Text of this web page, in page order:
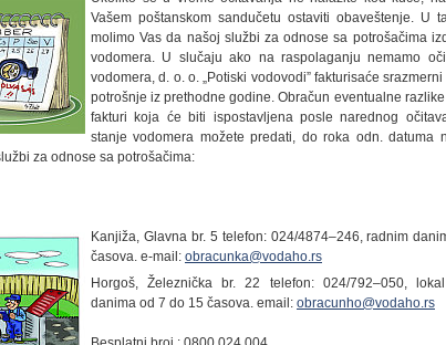
Vašem poštanskom sandučetu ostaviti obaveštenje. U
molimo Vas da našoj službi za odnose sa potrošačima
vodomera. U slučaju ako na raspolaganju nemamo
vodomera, d. o. o. „Potiski vodovodi” fakturisaće
potrošnje iz prethodne godine. Obračun eventualne
fakturi koja će biti ispostavljena posle narednog
stanje vodomera možete predati, do roka odn. datuma
za odnose sa potrošačima:
Kanjiža, Glavna br. 5 telefon: 024/4874–246, radnim
časova. e-mail: obracunka@vodaho.rs
Horgoš, Železnička br. 22 telefon: 024/792–050,
danima od 7 do 15 časova. email: obracunho@vodaho.rs